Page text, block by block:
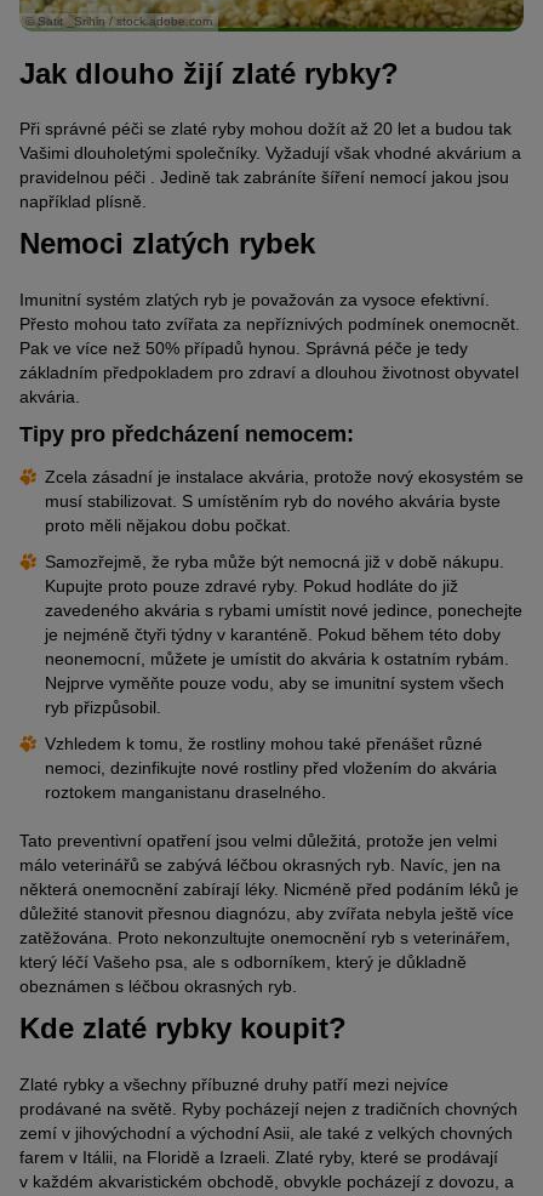
© Satit _Srihin / stock.adobe.com
Jak dlouho žijí zlaté rybky?
Při správné péči se zlaté ryby mohou dožít až 20 let a budou tak
Vašimi dlouholetými společníky. Vyžadují však vhodné akvárium a
pravidelnou péči . Jedině tak zabráníte šíření nemocí jakou jsou
například plísně.
Nemoci zlatých rybek
Imunitní systém zlatých ryb je považován za vysoce efektivní.
Přesto mohou tato zvířata za nepříznivých podmínek onemocnět.
Pak ve více než 50% případů hynou. Správná péče je tedy
základním předpokladem pro zdraví a dlouhou životnost obyvatel
akvária.
Tipy pro předcházení nemocem:
Zcela zásadní je instalace akvária, protože nový ekosystém se
musí stabilizovat. S umístěním ryb do nového akvária byste
proto měli nějakou dobu počkat.
Samozřejmě, že ryba může být nemocná již v době nákupu.
Kupujte proto pouze zdravé ryby. Pokud hodláte do již
zavedeného akvária s rybami umístit nové jedince, ponechejte
je nejméně čtyři týdny v karanténě. Pokud během této doby
neonemocní, můžete je umístit do akvária k ostatním rybám.
Nejprve vyměňte pouze vodu, aby se imunitní system všech
ryb přizpůsobil.
Vzhledem k tomu, že rostliny mohou také přenášet různé
nemoci, dezinfikujte nové rostliny před vložením do akvária
roztokem manganistanu draselného.
Tato preventivní opatření jsou velmi důležitá, protože jen velmi
málo veterinářů se zabývá léčbou okrasných ryb. Navíc, jen na
některá onemocnění zabírají léky. Nicméně před podáním léků je
důležité stanovit přesnou diagnózu, aby zvířata nebyla ještě více
zatěžována. Proto nekonzultujte onemocnění ryb s veterinářem,
který léčí Vašeho psa, ale s odborníkem, který je důkladně
obeznámen s léčbou okrasných ryb.
Kde zlaté rybky koupit?
Zlaté rybky a všechny příbuzné druhy patří mezi nejvíce
prodávané na světě. Ryby pocházejí nejen z tradičních chovných
zemí v jihovýchodní a východní Asii, ale také z velkých chovných
farem v Itálii, na Floridě a Izraeli. Zlaté ryby, které se prodávají
v každém akvaristickém obchodě, obvykle pocházejí z dovozu, a